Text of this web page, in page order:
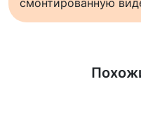
смонтированную